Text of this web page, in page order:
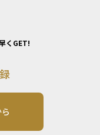
くGET!